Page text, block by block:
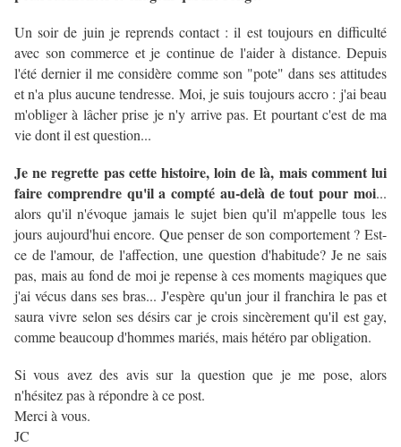
Un soir de juin je reprends contact : il est toujours en difficulté
avec son commerce et je continue de l'aider à distance. Depuis
l'été dernier il me considère comme son "pote" dans ses attitudes
et n'a plus aucune tendresse. Moi, je suis toujours accro : j'ai beau
m'obliger à lâcher prise je n'y arrive pas. Et pourtant c'est de ma
vie dont il est question...
Je ne regrette pas cette histoire, loin de là, mais comment lui
faire comprendre qu'il a compté au-delà de tout pour moi...
alors qu'il n'évoque jamais le sujet bien qu'il m'appelle tous les
jours aujourd'hui encore. Que penser de son comportement ? Est-
ce de l'amour, de l'affection, une question d'habitude? Je ne sais
pas, mais au fond de moi je repense à ces moments magiques que
j'ai vécus dans ses bras... J'espère qu'un jour il franchira le pas et
saura vivre selon ses désirs car je crois sincèrement qu'il est gay,
comme beaucoup d'hommes mariés, mais hétéro par obligation.
Si vous avez des avis sur la question que je me pose, alors
n'hésitez pas à répondre à ce post.
Merci à vous.
JC